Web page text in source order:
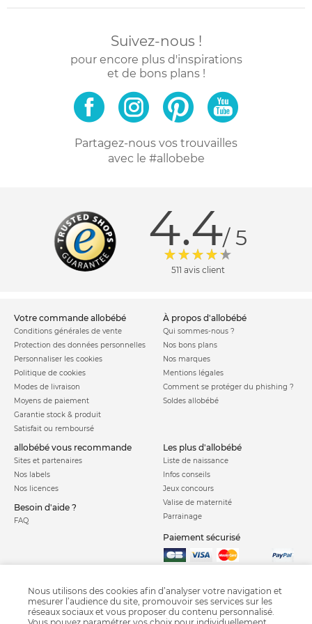
Suivez-nous !
pour encore plus d'inspirations
et de bons plans !
Partagez-nous vos trouvailles
avec le #allobebe
4.4/ 5
511 avis client
votre commande allobébé
Conditions générales de vente
Protection des données personnelles
Personnaliser les cookies
Politique de cookies
Modes de livraison
Moyens de paiement
Garantie stock & produit
Satisfait ou remboursé
à propos d'allobébé
Qui sommes-nous ?
Nos bons plans
Nos marques
Mentions légales
Comment se protéger du phishing ?
Soldes allobébé
allobébé vous recommande
Sites et partenaires
Nos labels
Nos licences
Besoin d'aide ?
FAQ
les plus d'allobébé
Liste de naissance
Infos conseils
Jeux concours
Valise de maternité
Parrainage
Paiement sécurisé
Nous utilisons des cookies afin d’analyser votre navigation et
mesurer l’audience du site, promouvoir ses services sur les
réseaux sociaux et vous proposer du contenu personnalisé.